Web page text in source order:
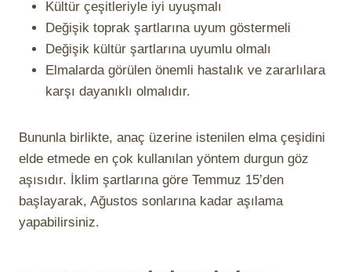
Kültür çeşitleriyle iyi uyuşmalı
Değişik toprak şartlarına uyum göstermeli
Değişik kültür şartlarına uyumlu olmalı
Elmalarda görülen önemli hastalık ve zararlılara
karşı dayanıklı olmalıdır.
Bununla birlikte, anaç üzerine istenilen elma çeşidini
elde etmede en çok kullanılan yöntem durgun göz
aşısıdır. İklim şartlarına göre Temmuz 15’den
başlayarak, Ağustos sonlarına kadar aşılama
yapabilirsiniz.